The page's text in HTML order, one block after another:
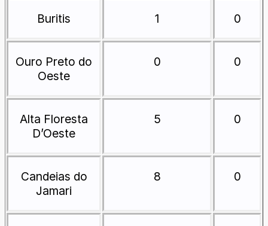
Buritis 1 0
Ouro Preto do
Oeste
0 0
Alta Floresta
D’Oeste
5 0
Candeias do
Jamari
8 0